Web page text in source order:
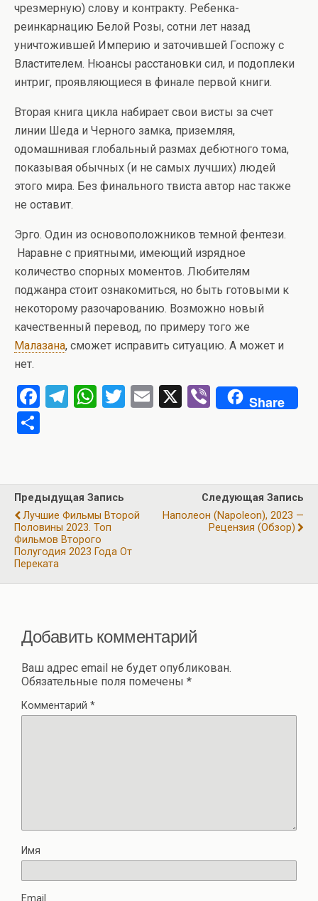
чрезмерную) слову и контракту. Ребенка-
реинкарнацию Белой Розы, сотни лет назад
уничтожившей Империю и заточившей Госпожу с
Властителем. Нюансы расстановки сил, и подоплеки
интриг, проявляющиеся в финале первой книги.
Вторая книга цикла набирает свои висты за счет
линии Шеда и Черного замка, приземляя,
одомашнивая глобальный размах дебютного тома,
показывая обычных (и не самых лучших) людей
этого мира. Без финального твиста автор нас также
не оставит.
Эрго. Один из основоположников темной фентези.
Наравне с приятными, имеющий изрядное
количество спорных моментов. Любителям
поджанра стоит ознакомиться, но быть готовыми к
некоторому разочарованию. Возможно новый
качественный перевод, по примеру того же
Малазана, сможет исправить ситуацию. А может и
нет.
F
o
o
k
T
a
m
W
A
p
p
T
E
X
Vi
Share
р
а
в
и
ть
Предыдущая Запись
Лучшие Фильмы Второй
Половины 2023. Топ
Фильмов Второго
Полугодия 2023 Года От
Переката
Следующая Запись
Наполеон (Napoleon), 2023 —
Рецензия (обзор)
Добавить комментарий
Ваш адрес email не будет опубликован.
Обязательные поля помечены *
Комментарий *
Имя